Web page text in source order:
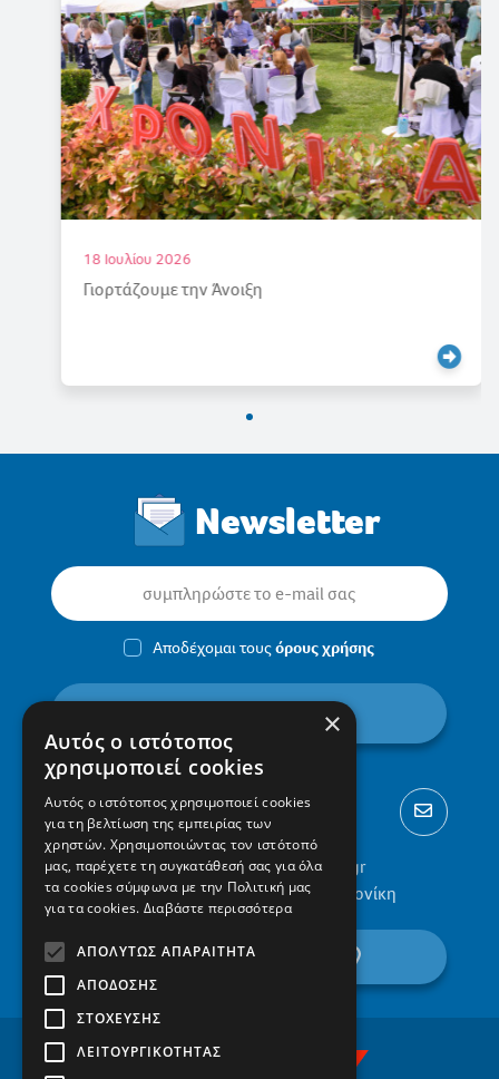
18 Ιουλίου 2026
Γιορτάζουμε την Άνοιξη
Newsletter
Αποδέχομαι τουςόρους χρήσης
2310 300002
info@protypa.gr
Ελαιώνες Πυλαίας, 555 36, Θεσσαλονίκη
βρείτε μας στον χάρτη
×
Αυτός ο ιστότοπος
χρησιμοποιεί cookies
Αυτός ο ιστότοπος χρησιμοποιεί cookies
για τη βελτίωση της εμπειρίας των
χρηστών. Χρησιμοποιώντας τον ιστότοπό
μας, παρέχετε τη συγκατάθεσή σας για όλα
τα cookies σύμφωνα με την Πολιτική μας
για τα cookies. Διαβάστε περισσότερα
ΑΠΟΛΎΤΩΣ ΑΠΑΡΑΊΤΗΤΑ
ΑΠΌΔΟΣΗΣ
ΣΤΌΧΕΥΣΗΣ
ΛΕΙΤΟΥΡΓΙΚΌΤΗΤΑΣ